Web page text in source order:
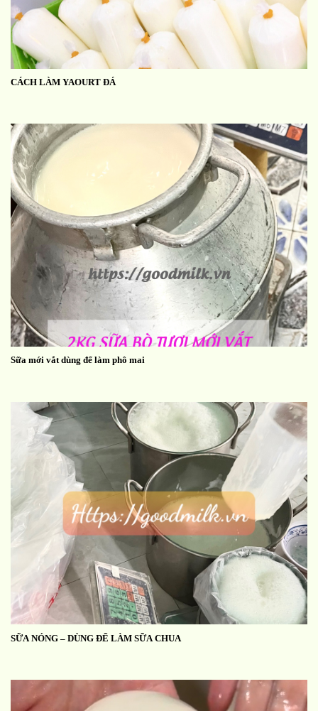
CÁCH LÀM YAOURT ĐÁ
Sữa mới vắt dùng để làm phô mai
SỮA NÓNG – DÙNG ĐỂ LÀM SỮA CHUA